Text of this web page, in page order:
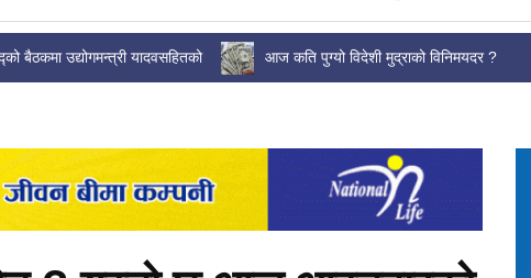
बैठकमा उद्योगमन्त्री यादवसहितको
आज कति पुग्यो विदेशी मुद्राको विनिमयदर ?